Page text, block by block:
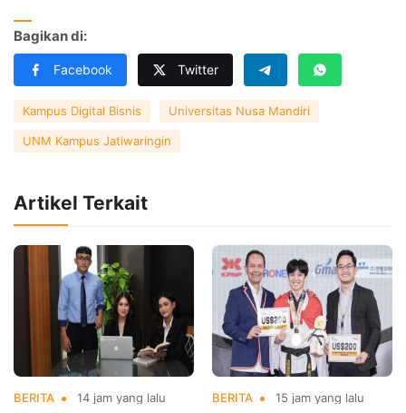
Bagikan di:
Facebook Twitter
Kampus Digital Bisnis Universitas Nusa Mandiri
UNM Kampus Jatiwaringin
Artikel Terkait
BERITA 14 jam yang lalu BERITA 15 jam yang lalu